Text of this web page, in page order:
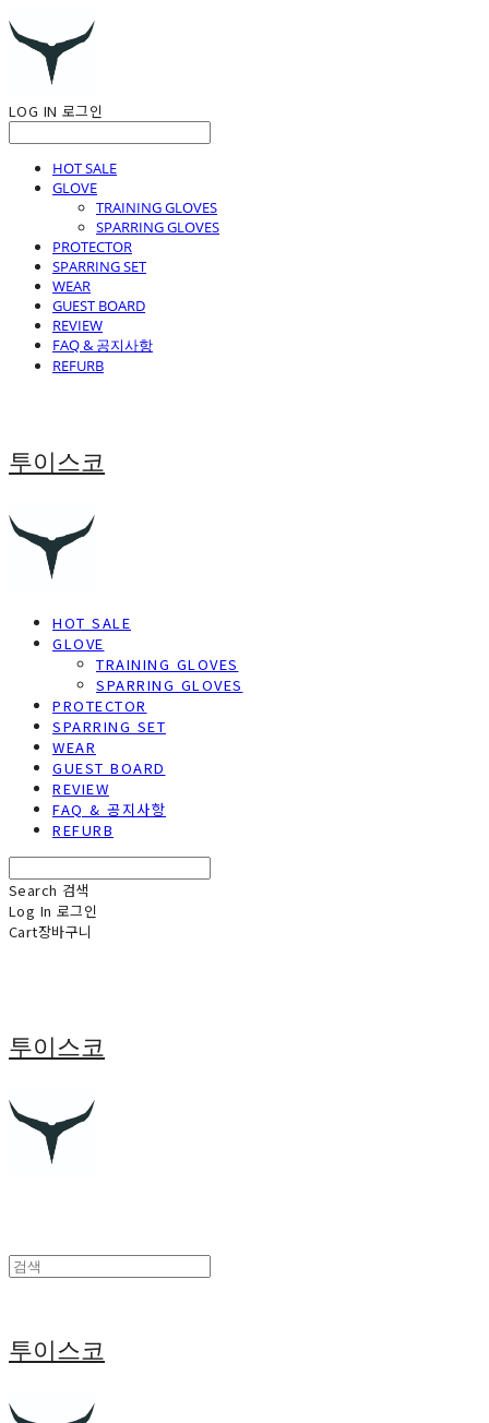
LOG IN 로그인
HOT SALE
GLOVE
TRAINING GLOVES
SPARRING GLOVES
PROTECTOR
SPARRING SET
WEAR
GUEST BOARD
REVIEW
FAQ & 공지사항
REFURB
투이스코
HOT SALE
GLOVE
TRAINING GLOVES
SPARRING GLOVES
PROTECTOR
SPARRING SET
WEAR
GUEST BOARD
REVIEW
FAQ & 공지사항
REFURB
Search 검색
Log In 로그인
Cart장바구니
투이스코
투이스코